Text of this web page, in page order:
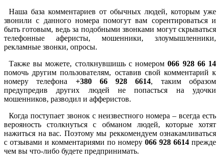
Наша база комментариев от обычных людей, которым уже
звонили с данного номера помогут вам сорентироваться и
быть готовым, ведь за подобными звонками могут скрываться
телефонные аферисты, мошенники, злоумышленники,
рекламные звонки, опросы.
Также вы можете, столкнувшишь с номером066 928 66 14
помочь другим пользователям, оставив свой комментарий к
номеру телефона +380 66 928 6614, таким образом
предупредив других людей не попасться на удочки
мошенников, разводил и афферистов.
Когда поступает звонок с неизвестного номера – всегда есть
верояность столкнуться с обманом людей, которые хотят
нажиться на вас. Поэтому мы реккомендуем ознакамливаться
с отзывами и комментариями по номеру 066 928 6614 прежде
чем вы что-либо будете предпринимать.